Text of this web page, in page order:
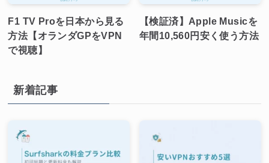
F1 TV Proを日本から見る
方法【オランダGPをVPN
で視聴】
【検証済】Apple Musicを
年間10,560円安く使う方法
新着記事